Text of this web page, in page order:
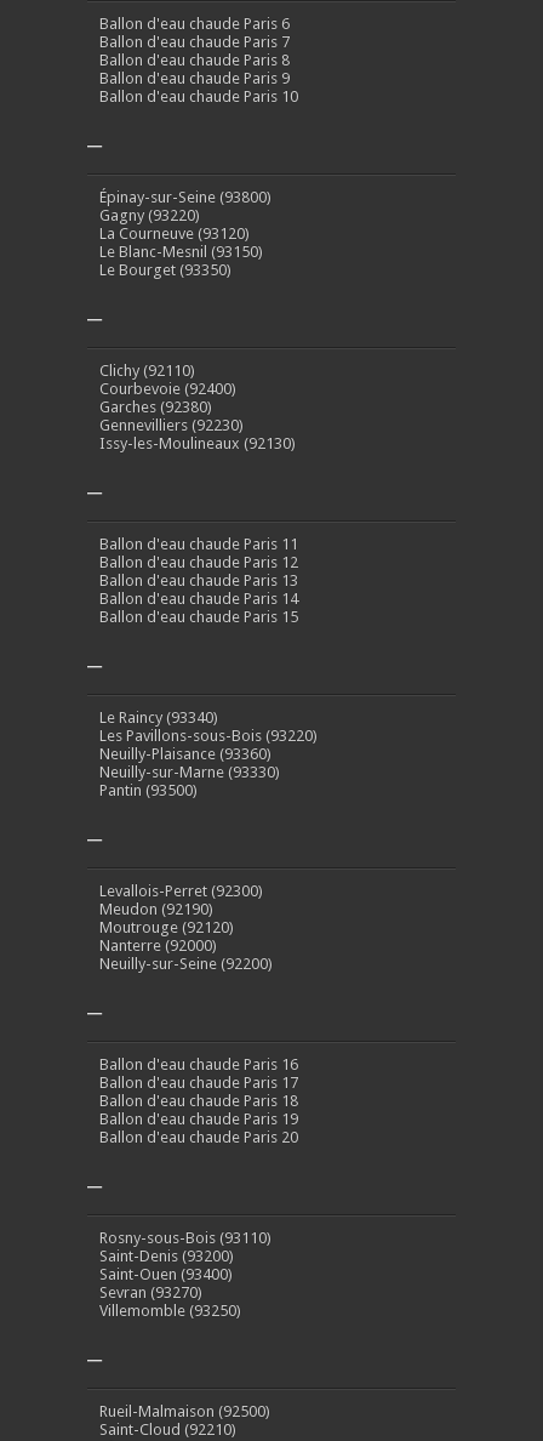
Ballon d'eau chaude Paris 6
Ballon d'eau chaude Paris 7
Ballon d'eau chaude Paris 8
Ballon d'eau chaude Paris 9
Ballon d'eau chaude Paris 10
–
Épinay-sur-Seine (93800)
Gagny (93220)
La Courneuve (93120)
Le Blanc-Mesnil (93150)
Le Bourget (93350)
–
Clichy (92110)
Courbevoie (92400)
Garches (92380)
Gennevilliers (92230)
Issy-les-Moulineaux (92130)
–
Ballon d'eau chaude Paris 11
Ballon d'eau chaude Paris 12
Ballon d'eau chaude Paris 13
Ballon d'eau chaude Paris 14
Ballon d'eau chaude Paris 15
–
Le Raincy (93340)
Les Pavillons-sous-Bois (93220)
Neuilly-Plaisance (93360)
Neuilly-sur-Marne (93330)
Pantin (93500)
–
Levallois-Perret (92300)
Meudon (92190)
Moutrouge (92120)
Nanterre (92000)
Neuilly-sur-Seine (92200)
–
Ballon d'eau chaude Paris 16
Ballon d'eau chaude Paris 17
Ballon d'eau chaude Paris 18
Ballon d'eau chaude Paris 19
Ballon d'eau chaude Paris 20
–
Rosny-sous-Bois (93110)
Saint-Denis (93200)
Saint-Ouen (93400)
Sevran (93270)
Villemomble (93250)
–
Rueil-Malmaison (92500)
Saint-Cloud (92210)